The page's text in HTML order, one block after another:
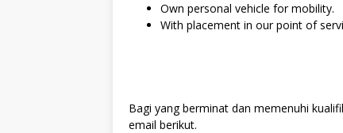
Own personal vehicle for mobility.
With placement in our point of
Bagi yang berminat dan memenuhi
email berikut.